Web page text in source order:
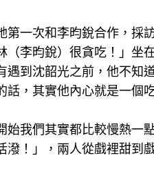
一次和李昀銳合作，採
李昀銳）很貪吃！」坐
到沈韶光之前，他不知
，其實他內心就是一個
我們其實都比較慢熱一
！」，兩人從戲裡甜到